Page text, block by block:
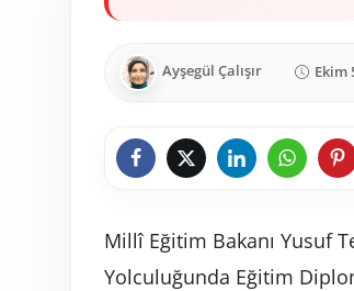
Ayşegül Çalışır Ekim
Millî Eğitim Bakanı Yusuf
Yolculuğunda Eğitim